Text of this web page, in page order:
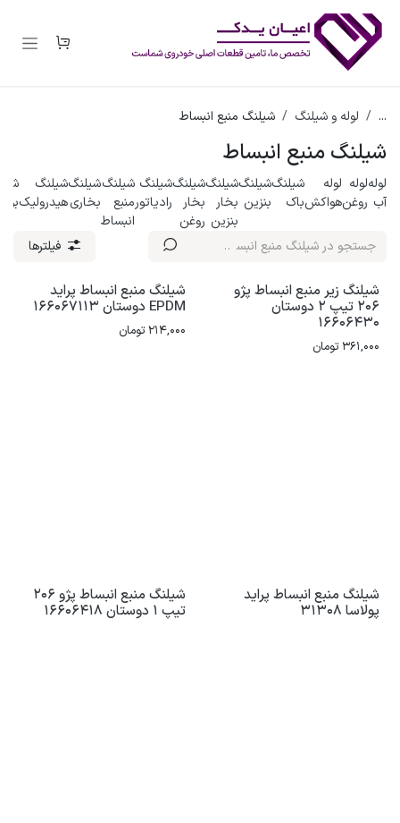
... لوله و شیلنگ شیلنگ منبع انبساط
شیلنگ منبع انبساط
لوله
آب
لوله
روغن
لوله
هواکش
شیلنگ
باک
شیلنگ
بنزین
شیلنگ
بخار
بنزین
شیلنگ
بخار
روغن
شیلنگ
رادیاتور
شیلنگ
منبع
انبساط
شیلنگ
بخاری
شیلنگ
هیدرولیک
فیلترها
شیلنگ زیر منبع انبساط پژو
206 تیپ 2 دوستان
16606430
361,000 تومان
شیلنگ منبع انبساط پراید
EPDM دوستان 166067113
214,000 تومان
شیلنگ منبع انبساط پراید
پولاسا 31308
شیلنگ منبع انبساط پژو 206
تیپ 1 دوستان 16606418